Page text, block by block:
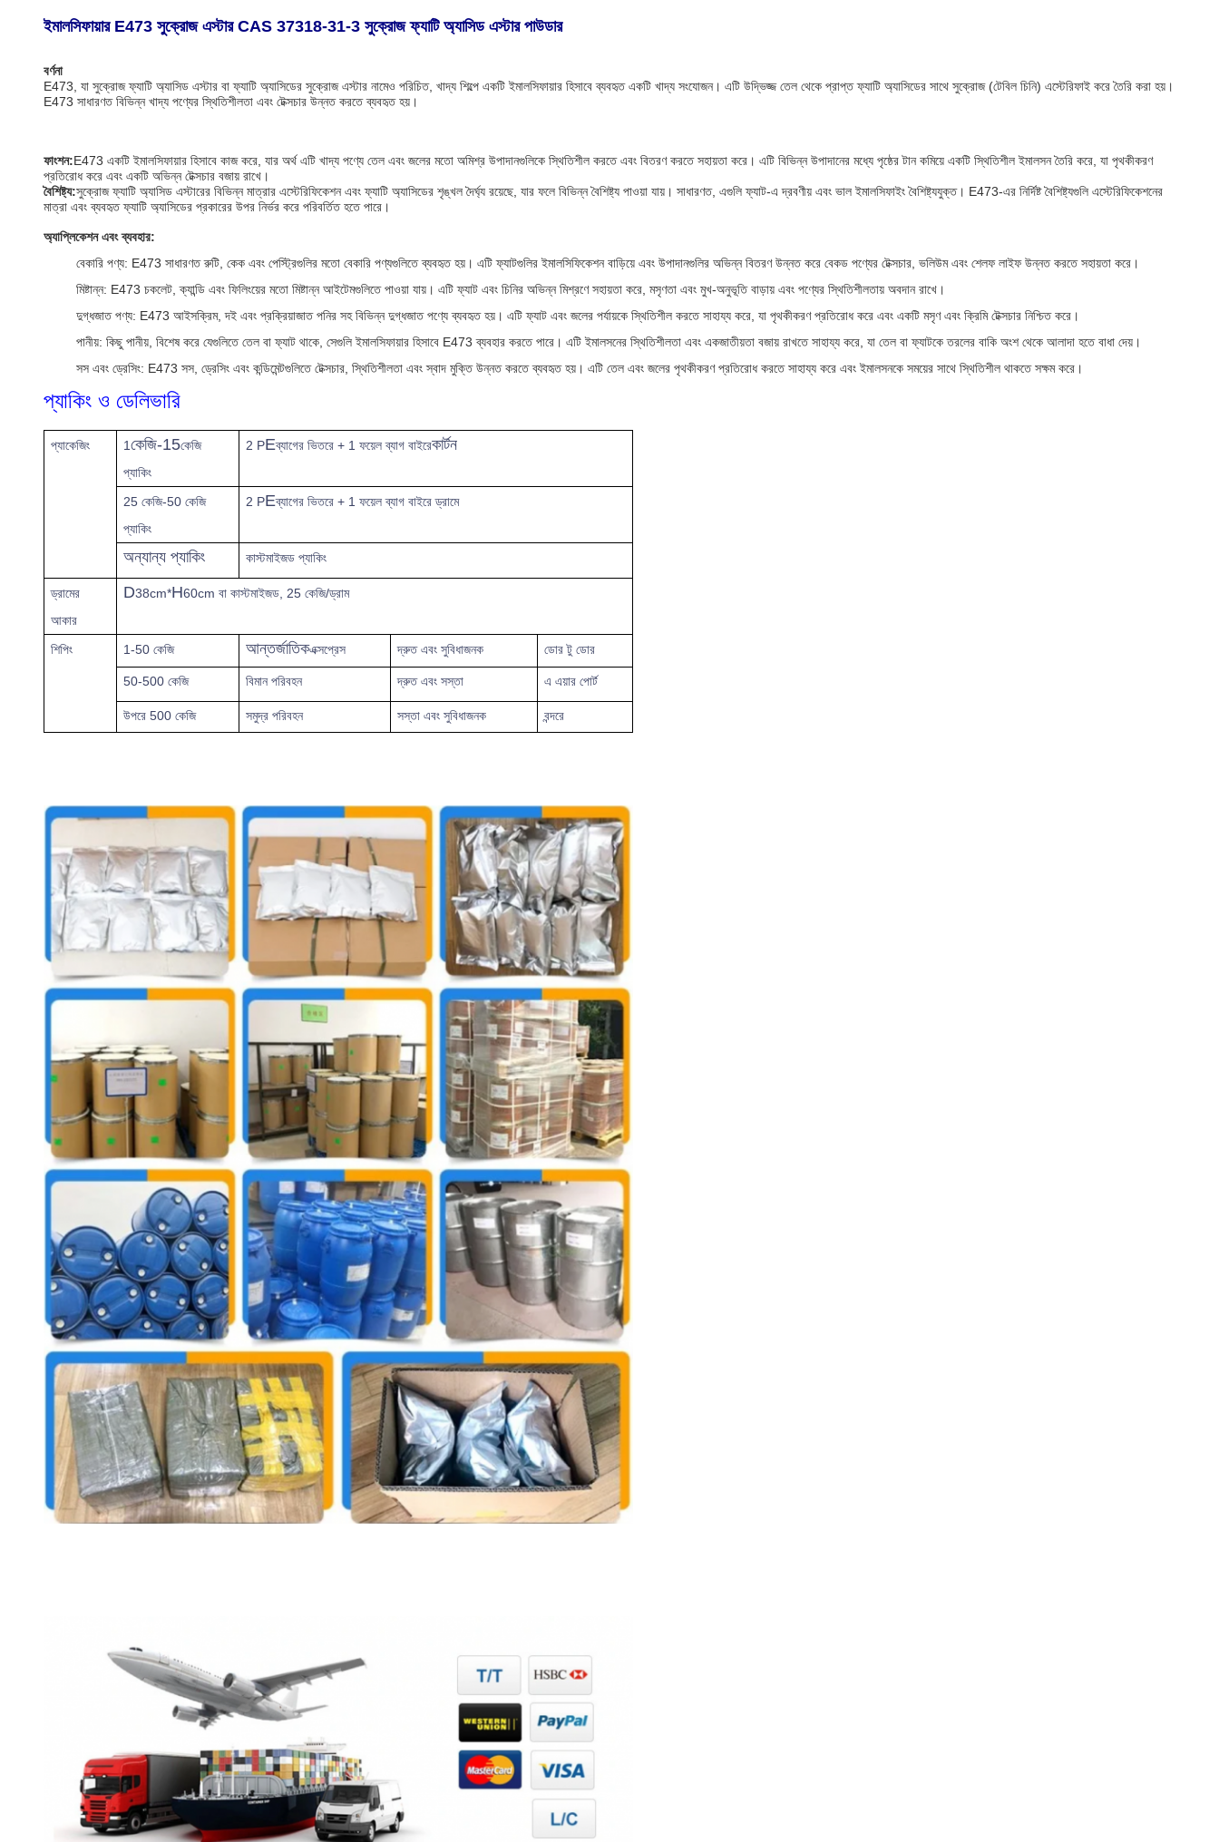
ইমালসিফায়ার E473 সুক্রোজ এস্টার CAS 37318-31-3 সুক্রোজ ফ্যাটি অ্যাসিড এস্টার পাউডার
বর্ণনা
E473, যা সুক্রোজ ফ্যাটি অ্যাসিড এস্টার বা ফ্যাটি অ্যাসিডের সুক্রোজ এস্টার নামেও পরিচিত, খাদ্য শিল্পে একটি ইমালসিফায়ার হিসাবে ব্যবহৃত একটি খাদ্য সংযোজন। এটি উদ্ভিজ্জ তেল থেকে প্রাপ্ত ফ্যাটি অ্যাসিডের সাথে সুক্রোজ (টেবিল চিনি) এস্টেরিফাই করে তৈরি করা হয়।
E473 সাধারণত বিভিন্ন খাদ্য পণ্যের স্থিতিশীলতা এবং টেক্সচার উন্নত করতে ব্যবহৃত হয়।
ফাংশন:E473 একটি ইমালসিফায়ার হিসাবে কাজ করে, যার অর্থ এটি খাদ্য পণ্যে তেল এবং জলের মতো অমিশ্র উপাদানগুলিকে স্থিতিশীল করতে এবং বিতরণ করতে সহায়তা করে। এটি বিভিন্ন উপাদানের মধ্যে পৃষ্ঠের টান কমিয়ে একটি স্থিতিশীল ইমালসন তৈরি করে, যা পৃথকীকরণ
প্রতিরোধ করে এবং একটি অভিন্ন টেক্সচার বজায় রাখে।
বৈশিষ্ট্য:সুক্রোজ ফ্যাটি অ্যাসিড এস্টারের বিভিন্ন মাত্রার এস্টেরিফিকেশন এবং ফ্যাটি অ্যাসিডের শৃঙ্খল দৈর্ঘ্য রয়েছে, যার ফলে বিভিন্ন বৈশিষ্ট্য পাওয়া যায়। সাধারণত, এগুলি ফ্যাট-এ দ্রবণীয় এবং ভাল ইমালসিফাইং বৈশিষ্ট্যযুক্ত। E473-এর নির্দিষ্ট বৈশিষ্ট্যগুলি এস্টেরিফিকেশনের
মাত্রা এবং ব্যবহৃত ফ্যাটি অ্যাসিডের প্রকারের উপর নির্ভর করে পরিবর্তিত হতে পারে।
অ্যাপ্লিকেশন এবং ব্যবহার:
বেকারি পণ্য: E473 সাধারণত রুটি, কেক এবং পেস্ট্রিগুলির মতো বেকারি পণ্যগুলিতে ব্যবহৃত হয়। এটি ফ্যাটগুলির ইমালসিফিকেশন বাড়িয়ে এবং উপাদানগুলির অভিন্ন বিতরণ উন্নত করে বেকড পণ্যের টেক্সচার, ভলিউম এবং শেলফ লাইফ উন্নত করতে সহায়তা করে।
মিষ্টান্ন: E473 চকলেট, ক্যান্ডি এবং ফিলিংয়ের মতো মিষ্টান্ন আইটেমগুলিতে পাওয়া যায়। এটি ফ্যাট এবং চিনির অভিন্ন মিশ্রণে সহায়তা করে, মসৃণতা এবং মুখ-অনুভূতি বাড়ায় এবং পণ্যের স্থিতিশীলতায় অবদান রাখে।
দুগ্ধজাত পণ্য: E473 আইসক্রিম, দই এবং প্রক্রিয়াজাত পনির সহ বিভিন্ন দুগ্ধজাত পণ্যে ব্যবহৃত হয়। এটি ফ্যাট এবং জলের পর্যায়কে স্থিতিশীল করতে সাহায্য করে, যা পৃথকীকরণ প্রতিরোধ করে এবং একটি মসৃণ এবং ক্রিমি টেক্সচার নিশ্চিত করে।
পানীয়: কিছু পানীয়, বিশেষ করে যেগুলিতে তেল বা ফ্যাট থাকে, সেগুলি ইমালসিফায়ার হিসাবে E473 ব্যবহার করতে পারে। এটি ইমালসনের স্থিতিশীলতা এবং একজাতীয়তা বজায় রাখতে সাহায্য করে, যা তেল বা ফ্যাটকে তরলের বাকি অংশ থেকে আলাদা হতে বাধা দেয়।
সস এবং ড্রেসিং: E473 সস, ড্রেসিং এবং কন্ডিমেন্টগুলিতে টেক্সচার, স্থিতিশীলতা এবং স্বাদ মুক্তি উন্নত করতে ব্যবহৃত হয়। এটি তেল এবং জলের পৃথকীকরণ প্রতিরোধ করতে সাহায্য করে এবং ইমালসনকে সময়ের সাথে স্থিতিশীল থাকতে সক্ষম করে।
প্যাকিং ও ডেলিভারি
প্যাকেজিং 1কেজি-15কেজি
প্যাকিং
2 PEব্যাগের ভিতরে + 1 ফয়েল ব্যাগ বাইরেকার্টন
25 কেজি-50 কেজি
প্যাকিং
2 PEব্যাগের ভিতরে + 1 ফয়েল ব্যাগ বাইরে ড্রামে
অন্যান্য প্যাকিং কাস্টমাইজড প্যাকিং
ড্রামের
আকার
D38cm*H60cm বা কাস্টমাইজড, 25 কেজি/ড্রাম
শিপিং 1-50 কেজি আন্তর্জাতিকএক্সপ্রেস দ্রুত এবং সুবিধাজনক ডোর টু ডোর
50-500 কেজি বিমান পরিবহন দ্রুত এবং সস্তা এ এয়ার পোর্ট
উপরে 500 কেজি সমুদ্র পরিবহন সস্তা এবং সুবিধাজনক বন্দরে